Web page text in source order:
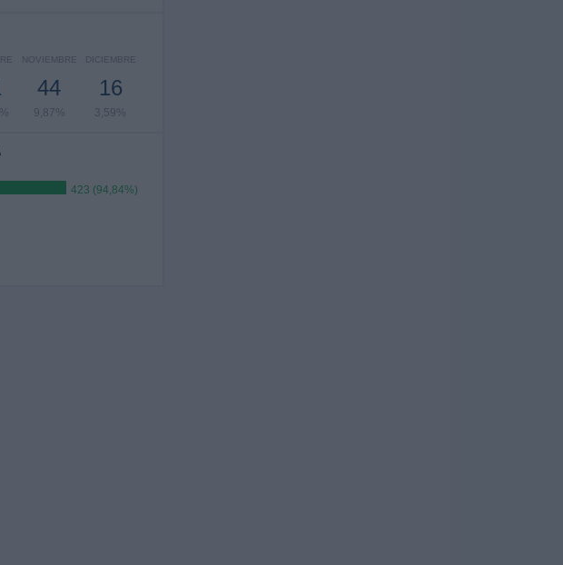
NOVIEMBRE
44
9,87%
DICIEMBRE
16
3,59%
423 (94,84%)